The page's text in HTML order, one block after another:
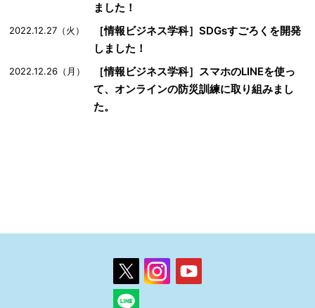
ました！
2022.12.27（火）
［情報ビジネス学科］SDGsすごろくを開発
しました！
2022.12.26（月）
［情報ビジネス学科］スマホのLINEを使っ
て、オンラインの防災訓練に取り組みまし
た。